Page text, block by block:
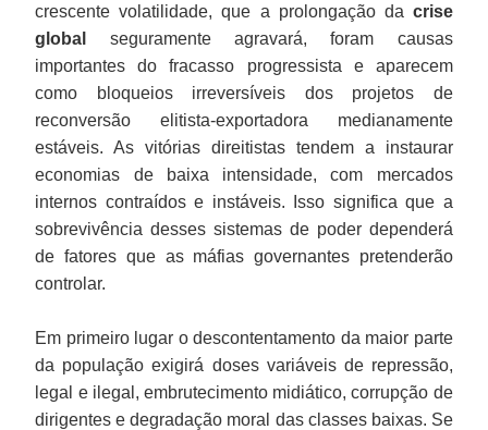
crescente volatilidade, que a prolongação da crise
global
seguramente agravará, foram causas
importantes do fracasso progressista e aparecem
como bloqueios irreversíveis dos projetos de
reconversão elitista-exportadora medianamente
estáveis. As vitórias direitistas tendem a instaurar
economias de baixa intensidade, com mercados
internos contraídos e instáveis. Isso significa que a
sobrevivência desses sistemas de poder dependerá
de fatores que as máfias governantes pretenderão
controlar.
Em primeiro lugar o descontentamento da maior parte
da população exigirá doses variáveis de repressão,
legal e ilegal, embrutecimento midiático, corrupção de
dirigentes e degradação moral das classes baixas. Se